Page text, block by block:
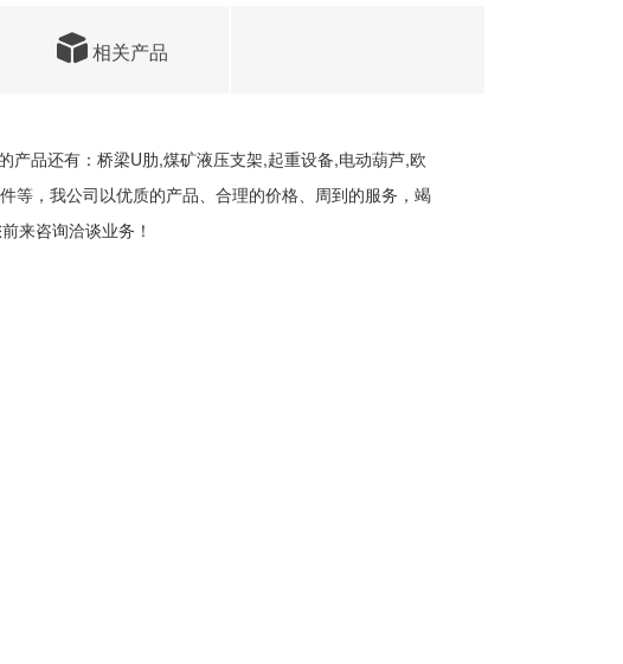
相关产品
产品还有：桥梁U肋,煤矿液压支架,起重设备,电动葫芦,欧
等，我公司以优质的产品、合理的价格、周到的服务，竭
来咨询洽谈业务！